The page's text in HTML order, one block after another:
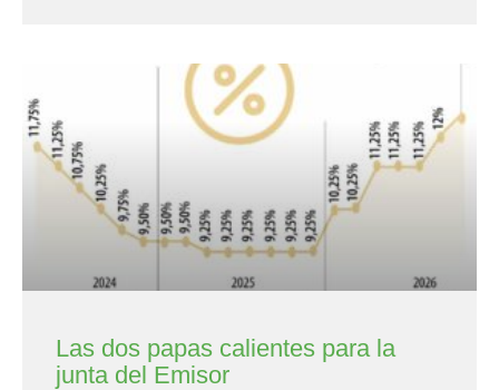
Las dos papas calientes para la
junta del Emisor